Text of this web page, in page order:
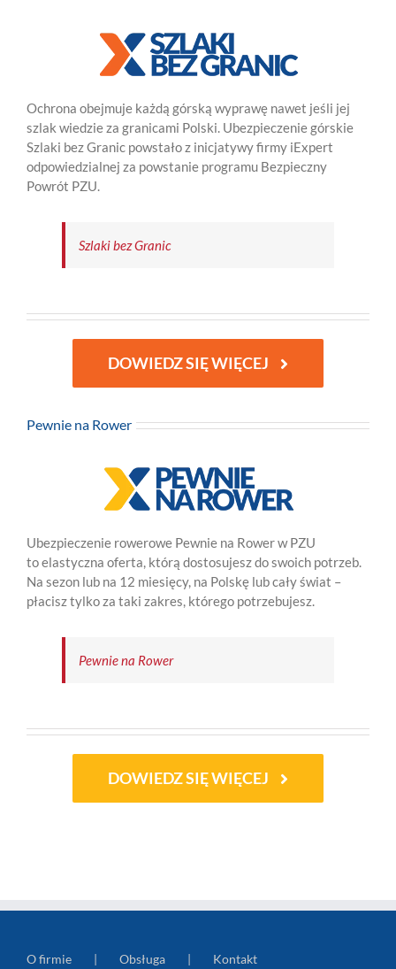
Ochrona obejmuje każdą górską wyprawę nawet jeśli jej
szlak wiedzie za granicami Polski. Ubezpieczenie górskie
Szlaki bez Granic powstało z inicjatywy firmy iExpert
odpowiedzialnej za powstanie programu Bezpieczny
Powrót PZU.
Szlaki bez Granic
DOWIEDZ SIĘ WIĘCEJ
Pewnie na Rower
Ubezpieczenie rowerowe Pewnie na Rower w PZU
to elastyczna oferta, którą dostosujesz do swoich potrzeb.
Na sezon lub na 12 miesięcy, na Polskę lub cały świat –
płacisz tylko za taki zakres, którego potrzebujesz.
Pewnie na Rower
DOWIEDZ SIĘ WIĘCEJ
O firmie Obsługa Kontakt